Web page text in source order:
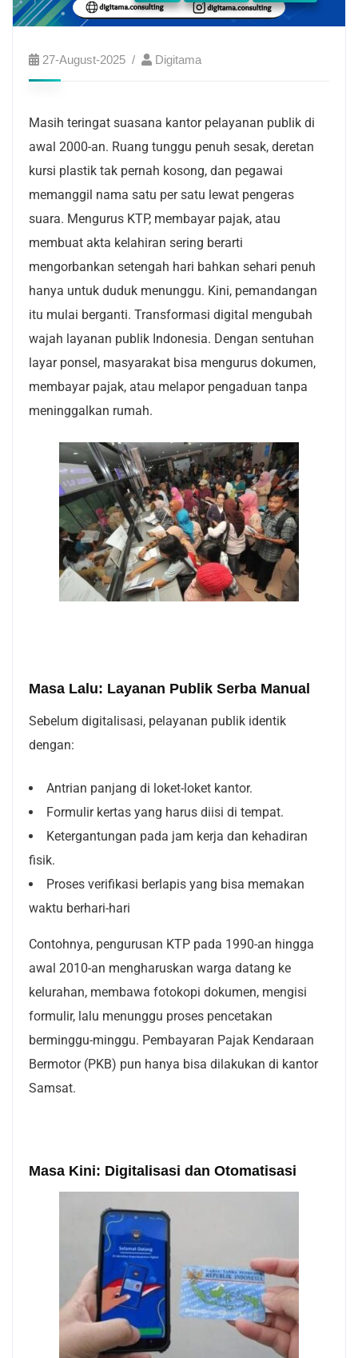
27-August-2025 Digitama
Masih teringat suasana kantor pelayanan publik di
awal 2000-an. Ruang tunggu penuh sesak, deretan
kursi plastik tak pernah kosong, dan pegawai
memanggil nama satu per satu lewat pengeras
suara. Mengurus KTP, membayar pajak, atau
membuat akta kelahiran sering berarti
mengorbankan setengah hari bahkan sehari penuh
hanya untuk duduk menunggu. Kini, pemandangan
itu mulai berganti. Transformasi digital mengubah
wajah layanan publik Indonesia. Dengan sentuhan
layar ponsel, masyarakat bisa mengurus dokumen,
membayar pajak, atau melapor pengaduan tanpa
meninggalkan rumah.
Masa Lalu: Layanan Publik Serba Manual
Sebelum digitalisasi, pelayanan publik identik
dengan:
Antrian panjang di loket-loket kantor.
Formulir kertas yang harus diisi di tempat.
Ketergantungan pada jam kerja dan kehadiran
fisik.
Proses verifikasi berlapis yang bisa memakan
waktu berhari-hari
Contohnya, pengurusan KTP pada 1990-an hingga
awal 2010-an mengharuskan warga datang ke
kelurahan, membawa fotokopi dokumen, mengisi
formulir, lalu menunggu proses pencetakan
berminggu-minggu. Pembayaran Pajak Kendaraan
Bermotor (PKB) pun hanya bisa dilakukan di kantor
Samsat.
Masa Kini: Digitalisasi dan Otomatisasi